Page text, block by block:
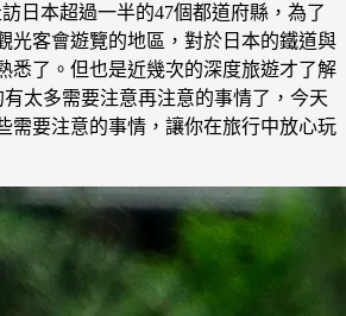
訪日本超過一半的47個都道府縣，為了
光客會遊覽的地區，對於日本的鐵道與
悉了。但也是近幾次的深度旅遊才了解
有太多需要注意再注意的事情了，今天
需要注意的事情，讓你在旅行中放心玩